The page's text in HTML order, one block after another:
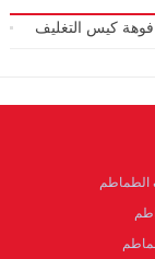
فوهة كيس التغليف
الطماطم